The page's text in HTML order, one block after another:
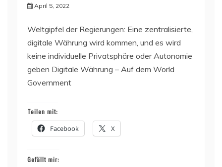
April 5, 2022
Weltgipfel der Regierungen: Eine zentralisierte,
digitale Währung wird kommen, und es wird
keine individuelle Privatsphäre oder Autonomie
geben Digitale Währung – Auf dem World
Government
Teilen mit:
Facebook X
Gefällt mir: